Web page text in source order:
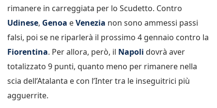
rimanere in carreggiata per lo Scudetto. Contro
Udinese, Genoa eVenezia non sono ammessi passi
falsi, poi se ne riparlerà il prossimo 4 gennaio contro la
Fiorentina. Per allora, però, il Napoli dovrà aver
totalizzato 9 punti, quanto meno per rimanere nella
scia dell’Atalanta e con l’Inter tra le inseguitrici più
agguerrite.